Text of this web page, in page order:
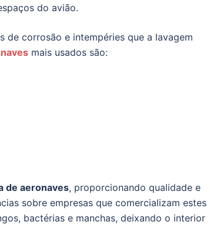
do avião.
de corrosão e intempéries que a lavagem
mais usados são:
de aeronaves, proporcionando qualidade e
sobre empresas que comercializam estes
bactérias e manchas, deixando o interior